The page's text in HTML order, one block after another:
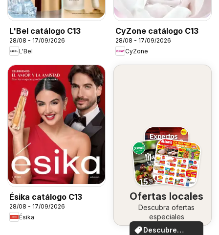
L'Bel catálogo C13
28/08 - 17/09/2026
L'Bel
CyZone catálogo C13
28/08 - 17/09/2026
CyZone
Ésika catálogo C13
28/08 - 17/09/2026
Ésika
Ofertas locales
Descubra ofertas
especiales
Descubre